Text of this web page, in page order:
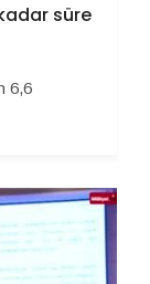
süre
6,6